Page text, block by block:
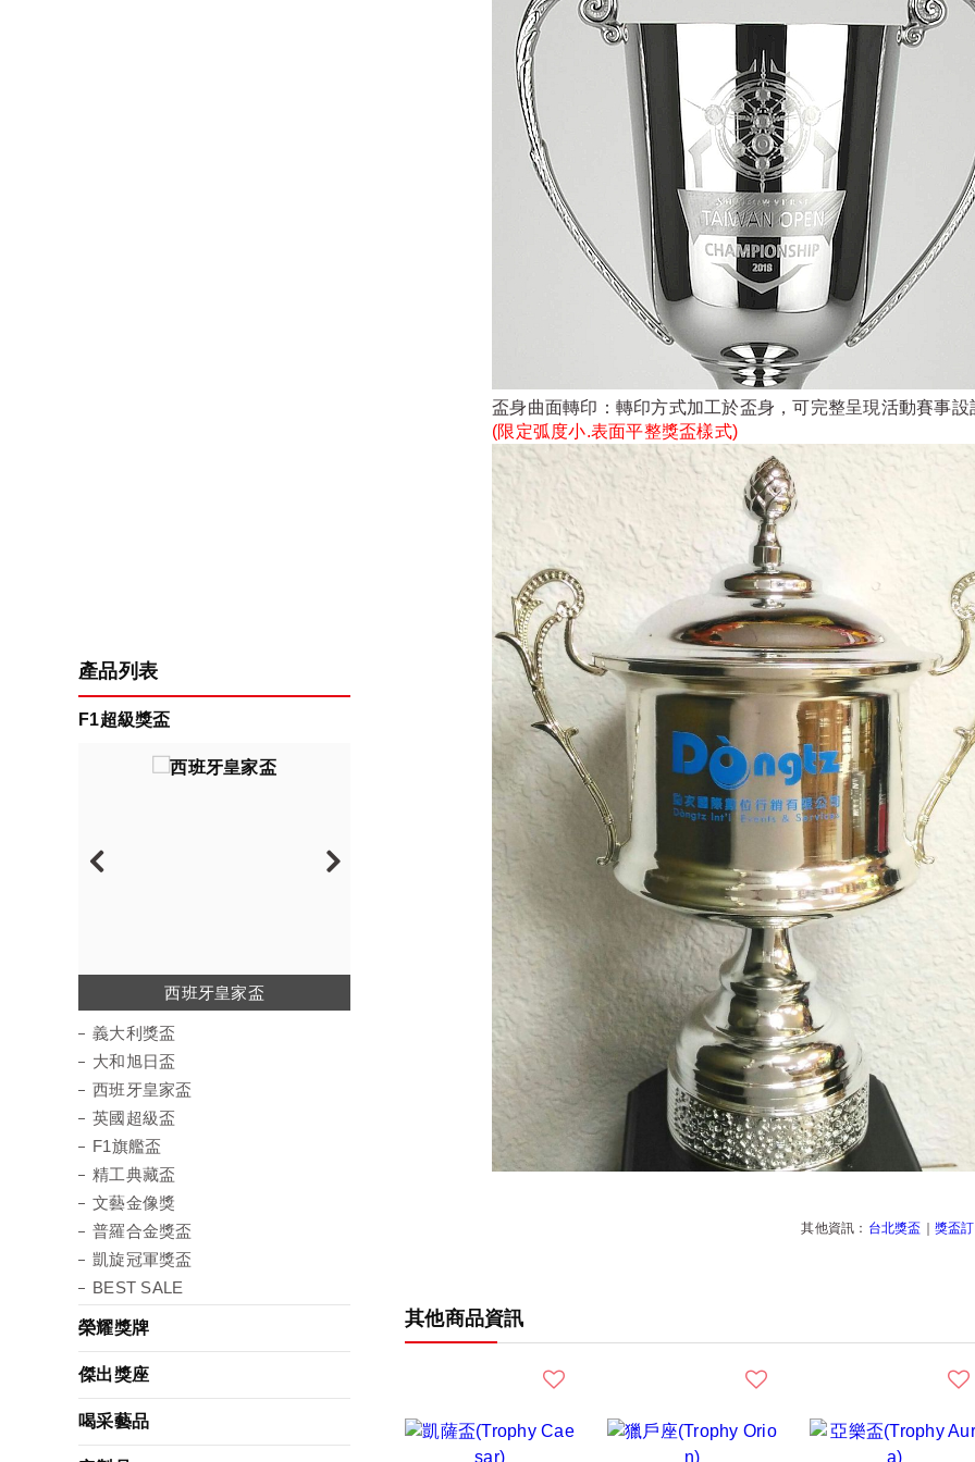
產品列表
F1超級獎盃
義大利獎盃
大和旭日盃
西班牙皇家盃
英國超級盃
F1旗艦盃
精工典藏盃
文藝金像獎
普羅合金獎盃
凱旋冠軍獎盃
義大利獎盃
大和旭日盃
西班牙皇家盃
英國超級盃
F1旗艦盃
精工典藏盃
文藝金像獎
普羅合金獎盃
凱旋冠軍獎盃
BEST SALE
榮耀獎牌
傑出獎座
喝采藝品
盃身曲面轉印：轉印方式加工於盃身，可完整呈現活動賽事設
(限定弧度小.表面平整獎盃樣式)
其他資訊： 台北獎盃 獎盃
其他商品資訊